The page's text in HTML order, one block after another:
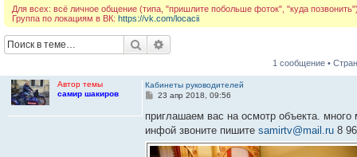
Для всех: всё личное общение (типа, "пришлите побольше фоток", "куда
Группа по локациям в ВК: https://vk.com/locacii
Поиск
1 сообщение •
Автор темы
самир шакиров
Кабинеты руководителей
С
о
щ
е
н
23 апр 2018, 09:56
приглашаем вас на осмотр объекта. много
инфой звоните пишитеsamirtv@mail.ru 8